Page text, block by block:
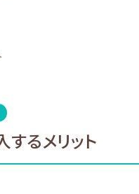
するメリット